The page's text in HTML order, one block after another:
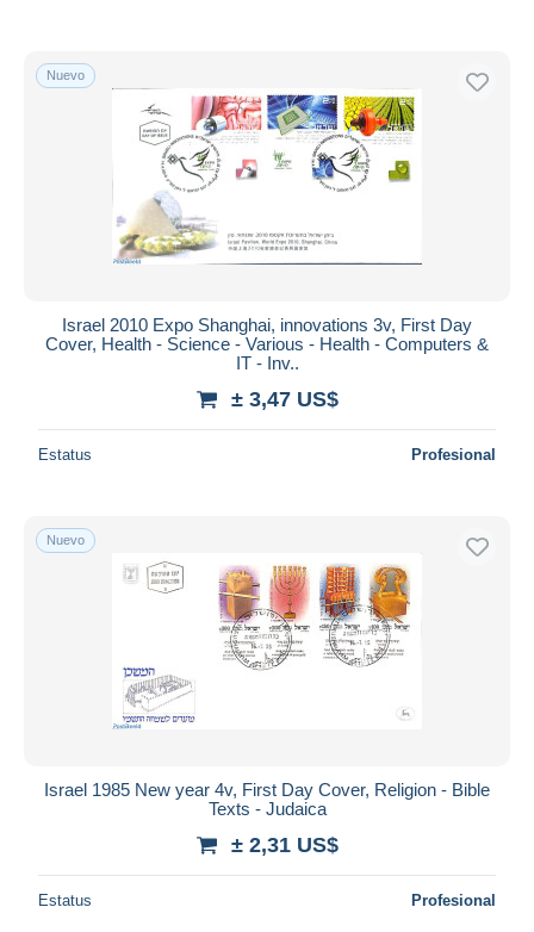
Nuevo
Israel 2010 Expo Shanghai, innovations 3v, First Day
Cover, Health - Science - Various - Health - Computers &
IT - Inv..
± 3,47 US$
Estatus Profesional
Nuevo
Israel 1985 New year 4v, First Day Cover, Religion - Bible
Texts - Judaica
± 2,31 US$
Estatus Profesional